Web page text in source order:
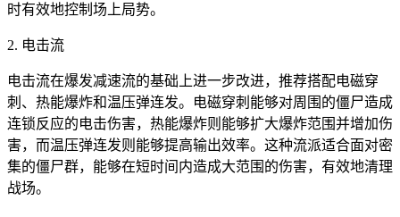
时有效地控制场上局势。
2. 电击流
电击流在爆发减速流的基础上进一步改进，推荐搭配电磁穿
刺、热能爆炸和温压弹连发。电磁穿刺能够对周围的僵尸造成
连锁反应的电击伤害，热能爆炸则能够扩大爆炸范围并增加伤
害，而温压弹连发则能够提高输出效率。这种流派适合面对密
集的僵尸群，能够在短时间内造成大范围的伤害，有效地清理
战场。